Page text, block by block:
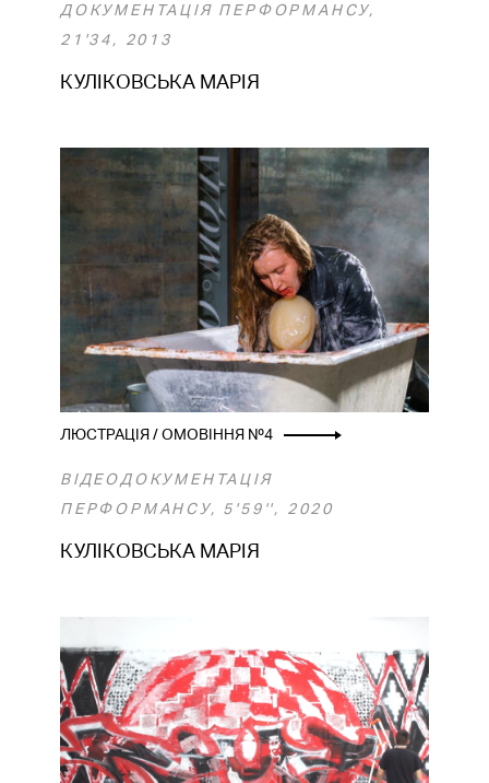
ДОКУМЕНТАЦІЯ ПЕРФОРМАНСУ,
21'34, 2013
КУЛІКОВСЬКА МАРІЯ
ЛЮСТРАЦІЯ / ОМОВІННЯ №4
ВІДЕОДОКУМЕНТАЦІЯ
ПЕРФОРМАНСУ, 5'59'', 2020
КУЛІКОВСЬКА МАРІЯ